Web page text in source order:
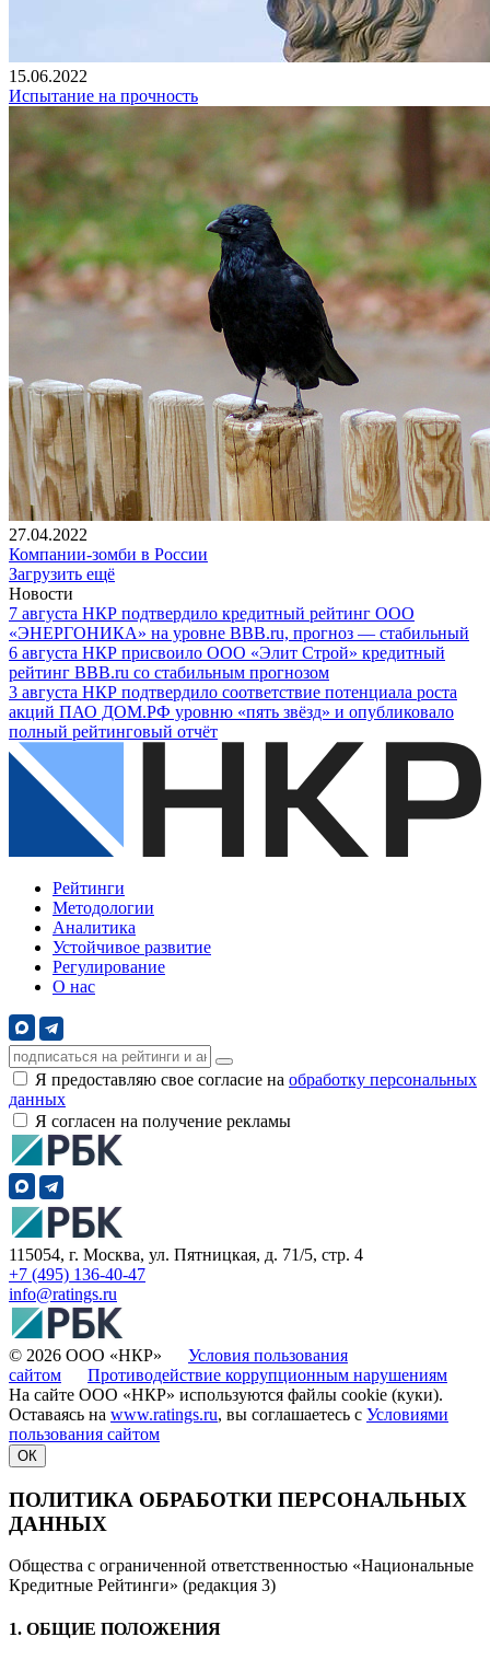
15.06.2022
Испытание на прочность
27.04.2022
Компании-зомби в России
Загрузить ещё
Новости
7 августа НКР подтвердило кредитный рейтинг ООО
«ЭНЕРГОНИКА» на уровне BBB.ru, прогноз — стабильный
6 августа НКР присвоило ООО «Элит Строй» кредитный
рейтинг BBB.ru со стабильным прогнозом
3 августа НКР подтвердило соответствие потенциала роста
акций ПАО ДОМ.РФ уровню «пять звёзд» и опубликовало
полный рейтинговый отчёт
Рейтинги
Методологии
Аналитика
Устойчивое развитие
Регулирование
О нас
Я предоставляю свое согласие на обработку персональных
данных
Я согласен на получение рекламы
115054, г. Москва, ул. Пятницкая, д. 71/5, стр. 4
+7 (495) 136-40-47
info@ratings.ru
© 2026 ООО «НКР» Условия пользования
сайтом
Противодействие коррупционным нарушениям
На сайте ООО «НКР» используются файлы cookie (куки).
Оставаясь на www.ratings.ru, вы соглашаетесь с Условиями
пользования сайтом
ОК
ПОЛИТИКА ОБРАБОТКИ ПЕРСОНАЛЬНЫХ
ДАННЫХ
Общества с ограниченной ответственностью «Национальные
Кредитные Рейтинги» (редакция 3)
1. ОБЩИЕ ПОЛОЖЕНИЯ